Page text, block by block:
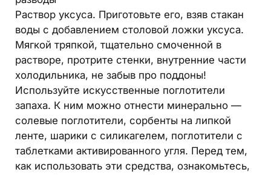
Раствор уксуса. Приготовьте его, взяв стакан
воды с добавлением столовой ложки уксуса.
Мягкой тряпкой, тщательно смоченной в
растворе, протрите стенки, внутренние части
холодильника, не забыв про поддоны!
Используйте искусственные поглотители
запаха. К ним можно отнести минерально —
солевые поглотители, сорбенты на липкой
ленте, шарики с силикагелем, поглотители с
таблетками активированного угля. Перед тем,
как использовать эти средства, ознакомьтесь,